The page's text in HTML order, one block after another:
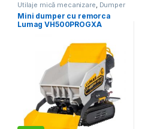
Utilaje mică mecanizare, Dumper
Mini dumper cu remorca
Lumag VH500PROGXA